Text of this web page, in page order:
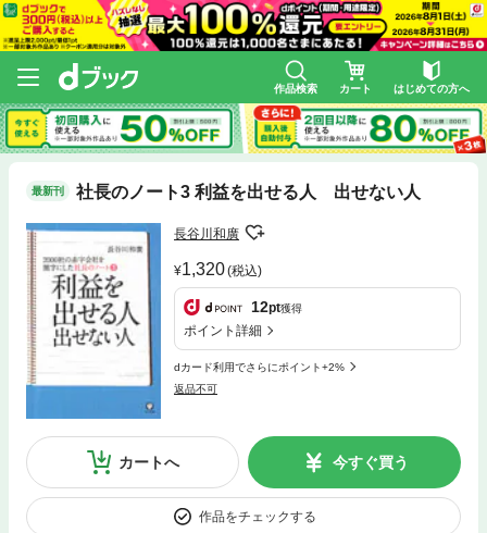
作品検索 カート はじめての方へ
最新刊 社長のノート3 利益を出せる人 出せない人
長谷川和廣
1,320(税込)
12pt獲得
ポイント詳細
dカード利用でさらにポイント+2%
返品不可
カートへ 今すぐ買う
作品をチェックする